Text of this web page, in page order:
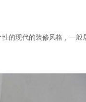
的现代的装修风格，一般